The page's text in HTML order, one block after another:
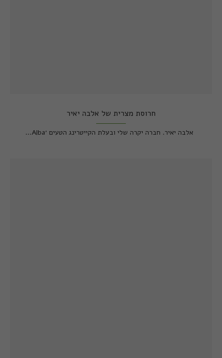
חרוסת מצרית של אלבה יאיר
אלבה יאיר. חברה יקרה שלי ובעלת הקייטרינג הטעים ׳Alba…